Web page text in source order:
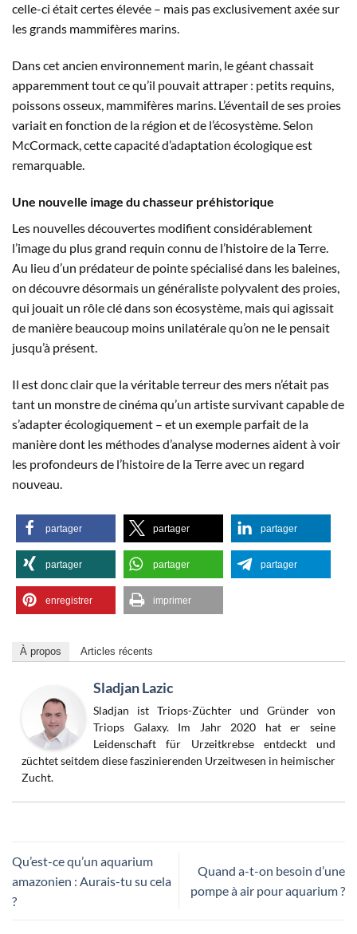
celle-ci était certes élevée – mais pas exclusivement axée sur
les grands mammifères marins.
Dans cet ancien environnement marin, le géant chassait
apparemment tout ce qu’il pouvait attraper : petits requins,
poissons osseux, mammifères marins. L’éventail de ses proies
variait en fonction de la région et de l’écosystème. Selon
McCormack, cette capacité d’adaptation écologique est
remarquable.
Une nouvelle image du chasseur préhistorique
Les nouvelles découvertes modifient considérablement
l’image du plus grand requin connu de l’histoire de la Terre.
Au lieu d’un prédateur de pointe spécialisé dans les baleines,
on découvre désormais un généraliste polyvalent des proies,
qui jouait un rôle clé dans son écosystème, mais qui agissait
de manière beaucoup moins unilatérale qu’on ne le pensait
jusqu’à présent.
Il est donc clair que la véritable terreur des mers n’était pas
tant un monstre de cinéma qu’un artiste survivant capable de
s’adapter écologiquement – et un exemple parfait de la
manière dont les méthodes d’analyse modernes aident à voir
les profondeurs de l’histoire de la Terre avec un regard
nouveau.
partager partager partager
partager partager partager
enregistrer imprimer
À propos Articles récents
Sladjan Lazic
Sladjan ist Triops-Züchter und Gründer von
Triops Galaxy. Im Jahr 2020 hat er seine
Leidenschaft für Urzeitkrebse entdeckt und
züchtet seitdem diese faszinierenden Urzeitwesen in heimischer
Zucht.
Qu’est-ce qu’un aquarium
amazonien : Aurais-tu su cela
?
Quand a-t-on besoin d’une
pompe à air pour aquarium ?